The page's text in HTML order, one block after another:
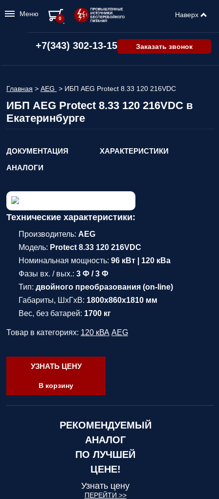
+7(343) 302-13-15 Заказать звонок
Главная > AEG > ИБП AEG Protect 8.33 120 216VDC
ИБП AEG Protect 8.33 120 216VDC в
Екатеринбурге
ДОКУМЕНТАЦИЯ
ХАРАКТЕРИСТИКИ
АНАЛОГИ
Технические характеристики:
Производитель: AEG
Модель: Protect 8.33 120 216VDC
Номинальная мощность: 96 кВт | 120 кВа
Фазы вх. / вых.: 3 Ф / 3 Ф
Тип: двойного преобразования (on-line)
Габариты, ШхГхВ: 1800х860х1810 мм
Вес, без батарей: 1700 кг
Товар в категориях: 120 кВА AEG
УЗНАТЬ ЦЕНУ
В корзину
РЕКОМЕНДУЕМЫЙ
АНАЛОГ
ПО ЛУЧШЕЙ
ЦЕНЕ!
Узнать цену
ПЕРЕЙТИ >>
Меню Наверх
0